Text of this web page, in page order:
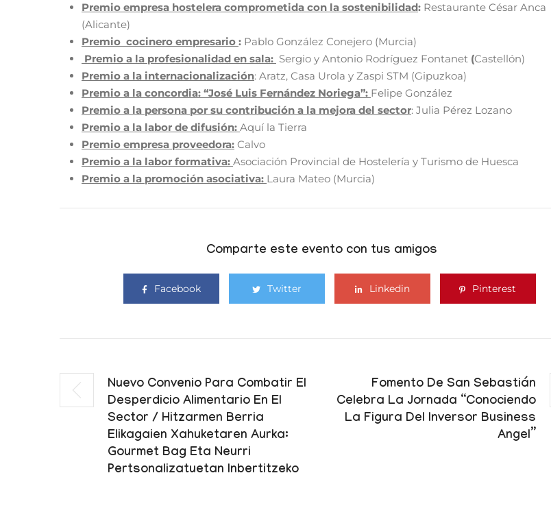
Premio empresa hostelera comprometida con la sostenibilidad: Restaurante César Anca
(Alicante)
Premio cocinero empresario : Pablo González Conejero (Murcia)
Premio a la profesionalidad en sala: Sergio y Antonio Rodríguez Fontanet (Castellón)
Premio a la internacionalización: Aratz, Casa Urola y Zaspi STM (Gipuzkoa)
Premio a la concordia: “José Luis Fernández Noriega”: Felipe González
Premio a la persona por su contribución a la mejora del sector: Julia Pérez Lozano
Premio a la labor de difusión: Aquí la Tierra
Premio empresa proveedora: Calvo
Premio a la labor formativa: Asociación Provincial de Hostelería y Turismo de Huesca
Premio a la promoción asociativa: Laura Mateo (Murcia)
Comparte este evento con tus amigos
Facebook Twitter Linkedin Pinterest
Nuevo Convenio Para Combatir El
Desperdicio Alimentario En El
Sector / Hitzarmen Berria
Elikagaien Xahuketaren Aurka:
Gourmet Bag Eta Neurri
Pertsonalizatuetan Inbertitzeko
Fomento De San Sebastián
Celebra La Jornada “Conociendo
La Figura Del Inversor Business
Angel”